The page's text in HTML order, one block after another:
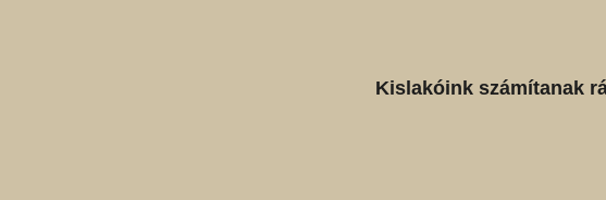
Kislakóink számítanak